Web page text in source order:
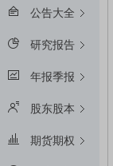
公告大全
研究报告
年报季报
股东股本
期货期权